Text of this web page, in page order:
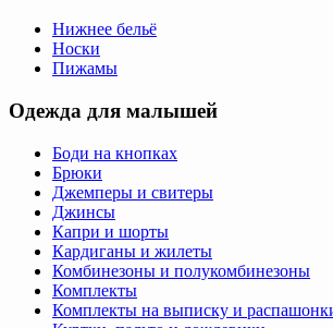
Нижнее бельё
Носки
Пижамы
Одежда для малышей
Боди на кнопках
Брюки
Джемперы и свитеры
Джинсы
Капри и шорты
Кардиганы и жилеты
Комбинезоны и полукомбинезоны
Комплекты
Комплекты на выписку и